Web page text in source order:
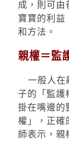
成，則可由
寶寶的利益
和方法。
親權＝監
一般人在
子的「監護
掛在嘴邊的
權」，正確
師表示，親